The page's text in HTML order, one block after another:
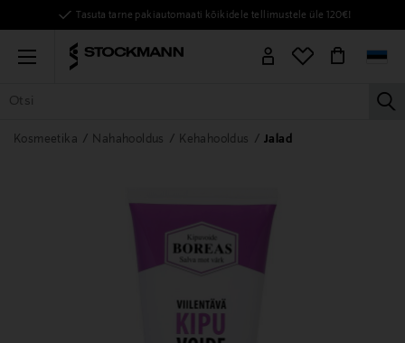
Tasuta tarne pakiautomaati kõikidele tellimustele üle 120€!
Menu
KÕIK TOOTED NAISED MEHED LAPSED
Kosmeetika Nahahooldus Kehahooldus Jalad